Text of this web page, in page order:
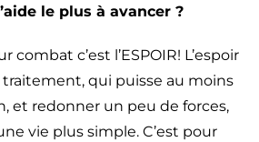
le plus à avancer ?
combat c’est l’ESPOIR! L’espoir
traitement, qui puisse au moins
et redonner un peu de forces,
vie plus simple. C’est pour